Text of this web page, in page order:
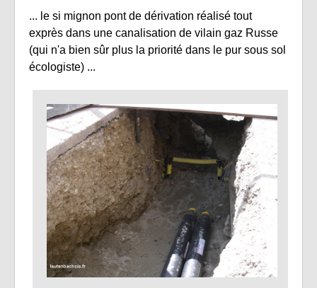
... le si mignon pont de dérivation réalisé tout
exprès dans une canalisation de vilain gaz Russe
(qui n'a bien sûr plus la priorité dans le pur sous sol
écologiste) ...